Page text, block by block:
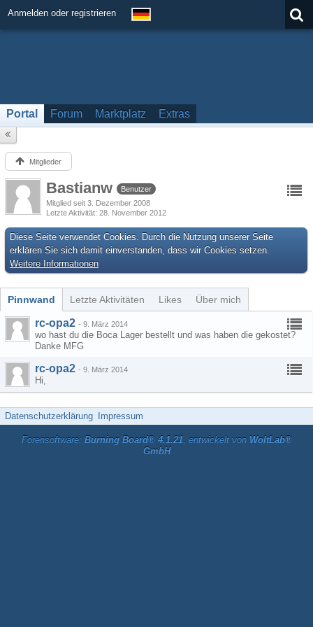
Anmelden oder registrieren
Portal Forum Marktplatz Extras
Mitglieder
Bastianw
Benutzer
Mitglied seit 3. Dezember 2008
Letzte Aktivität 28. November 2012
Diese Seite verwendet Cookies. Durch die Nutzung unserer Seite
erklären Sie sich damit einverstanden, dass wir Cookies setzen.
Weitere Informationen
Pinnwand Letzte Aktivitäten Likes Über mich
rc-opa2 - 9. März 2014
wo hast du die Boca Lager bestellt und was haben die gekostet?
Danke MFG
rc-opa2 - 9. März 2014
Hi,
Datenschutzerklärung Impressum
Forensoftware: Burning Board® 4.1.21, entwickelt von WoltLab®
GmbH